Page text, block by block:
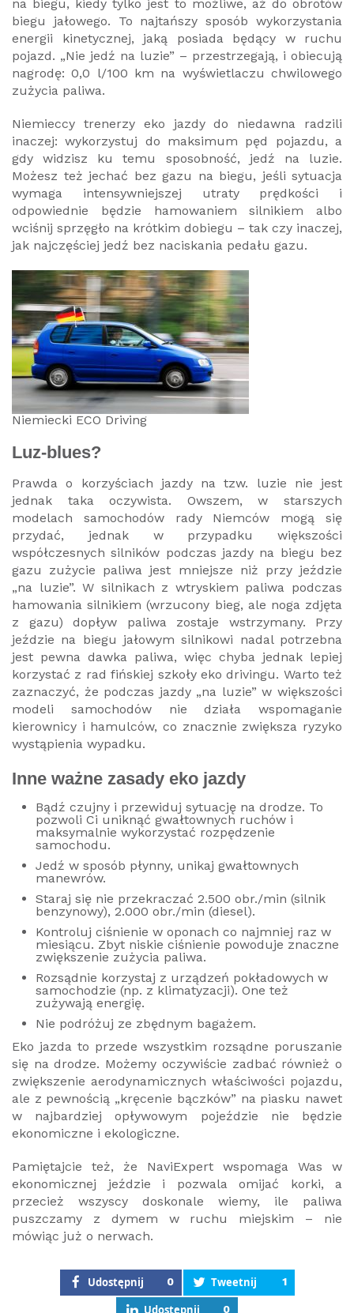
na biegu, kiedy tylko jest to możliwe, aż do obrotów
biegu jałowego. To najtańszy sposób wykorzystania
energii kinetycznej, jaką posiada będący w ruchu
pojazd. „Nie jedź na luzie” – przestrzegają, i obiecują
nagrodę: 0,0 l/100 km na wyświetlaczu chwilowego
zużycia paliwa.
Niemieccy trenerzy eko jazdy do niedawna radzili
inaczej: wykorzystuj do maksimum pęd pojazdu, a
gdy widzisz ku temu sposobność, jedź na luzie.
Możesz też jechać bez gazu na biegu, jeśli sytuacja
wymaga intensywniejszej utraty prędkości i
odpowiednie będzie hamowaniem silnikiem albo
wciśnij sprzęgło na krótkim dobiegu – tak czy inaczej,
jak najczęściej jedź bez naciskania pedału gazu.
Niemiecki ECO Driving
Luz-blues?
Prawda o korzyściach jazdy na tzw. luzie nie jest
jednak taka oczywista. Owszem, w starszych
modelach samochodów rady Niemców mogą się
przydać, jednak w przypadku większości
współczesnych silników podczas jazdy na biegu bez
gazu zużycie paliwa jest mniejsze niż przy jeździe
„na luzie”. W silnikach z wtryskiem paliwa podczas
hamowania silnikiem (wrzucony bieg, ale noga zdjęta
z gazu) dopływ paliwa zostaje wstrzymany. Przy
jeździe na biegu jałowym silnikowi nadal potrzebna
jest pewna dawka paliwa, więc chyba jednak lepiej
korzystać z rad fińskiej szkoły eko drivingu. Warto też
zaznaczyć, że podczas jazdy „na luzie” w większości
modeli samochodów nie działa wspomaganie
kierownicy i hamulców, co znacznie zwiększa ryzyko
wystąpienia wypadku.
Inne ważne zasady eko jazdy
Bądź czujny i przewiduj sytuację na drodze. To
pozwoli Ci uniknąć gwałtownych ruchów i
maksymalnie wykorzystać rozpędzenie
samochodu.
Jedź w sposób płynny, unikaj gwałtownych
manewrów.
Staraj się nie przekraczać 2.500 obr./min (silnik
benzynowy), 2.000 obr./min (diesel).
Kontroluj ciśnienie w oponach co najmniej raz w
miesiącu. Zbyt niskie ciśnienie powoduje znaczne
zwiększenie zużycia paliwa.
Rozsądnie korzystaj z urządzeń pokładowych w
samochodzie (np. z klimatyzacji). One też
zużywają energię.
Nie podróżuj ze zbędnym bagażem.
Eko jazda to przede wszystkim rozsądne poruszanie
się na drodze. Możemy oczywiście zadbać również o
zwiększenie aerodynamicznych właściwości pojazdu,
ale z pewnością „kręcenie bączków” na piasku nawet
w najbardziej opływowym pojeździe nie będzie
ekonomiczne i ekologiczne.
Pamiętajcie też, że NaviExpert wspomaga Was w
ekonomicznej jeździe i pozwala omijać korki, a
przecież wszyscy doskonale wiemy, ile paliwa
puszczamy z dymem w ruchu miejskim – nie
mówiąc już o nerwach.
Udostępnij 0 Tweetnij 1
Udostępnij 0